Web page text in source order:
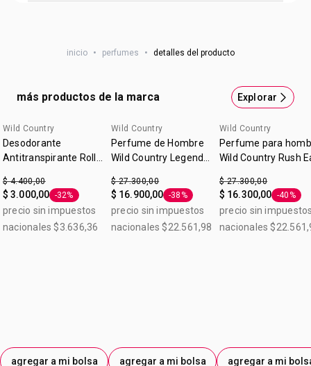
Contenido: 120ml.
inicio • perfumes • detalles del producto
más productos de la marca Explorar
Wild Country
Desodorante
Antitranspirante Roll-
$ 4.400,00
$ 3.000,00 Etiqueta -32%
-32%
precio sin impuestos
nacionales $3.636,36
agregar a mi bolsa
Wild Country
Perfume de Hombre
Wild Country Legend
$ 27.300,00
$ 16.900,00 Etiqueta -38%
-38%
precio sin impuestos
nacionales $22.561,98
agregar a mi bolsa
Wild Country
Perfume para
Wild Country Rush
$ 27.300,00
$ 16.300,00 Etiqueta
-40%
precio sin
nacionales
agregar a mi